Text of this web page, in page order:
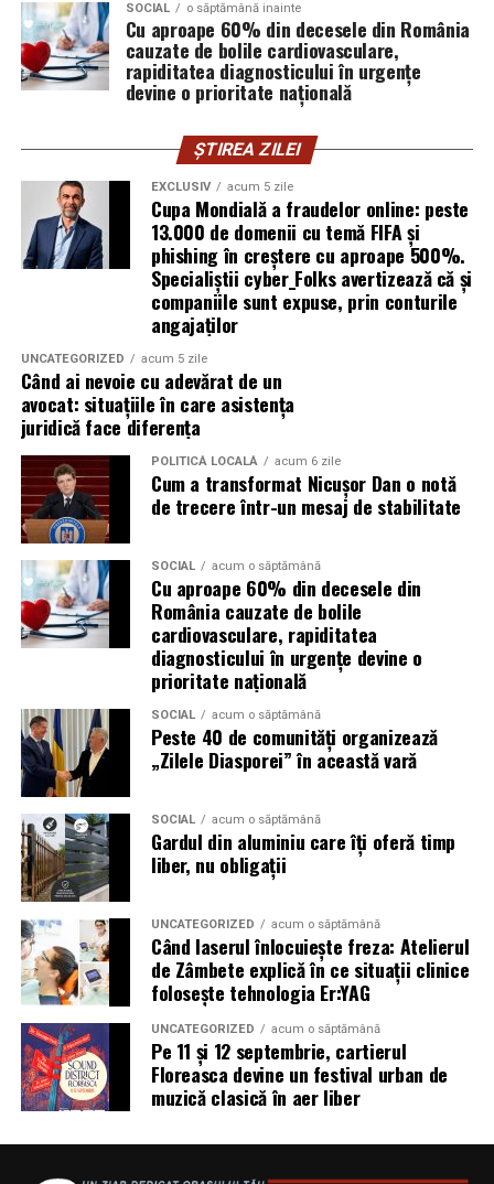
te gratuit la cursurile noastre de formare!
🔗 Află toate detaliile și înregistrează-te pe:
tinerisudmuntenia.ro
Program cofinanțat din Fondul Social European+ prin
Programul Educație și Ocupare 2021 – 2027.
Conținutul acestui material nu reflectă în mod
obligatoriu poziția oficială a Uniunii Europene sau a
Guvernului României.
Informații oficiale complete despre finanțările din
fonduri structurale: mfe.gov.ro
SOCIAL o săptămână inainte
Cu aproape 60% din decesele din România
cauzate de bolile cardiovasculare,
rapiditatea diagnosticului în urgențe
devine o prioritate națională
ȘTIREA ZILEI
EXCLUSIV acum 5 zile
Cupa Mondială a fraudelor online: peste
13.000 de domenii cu temă FIFA și
phishing în creștere cu aproape 500%.
Specialiștii cyber_Folks avertizează că și
companiile sunt expuse, prin conturile
angajaților
UNCATEGORIZED acum 5 zile
Când ai nevoie cu adevărat de un
avocat: situațiile în care asistența
juridică face diferența
POLITICĂ LOCALĂ acum 6 zile
Cum a transformat Nicușor Dan o notă
de trecere într-un mesaj de stabilitate
SOCIAL acum o săptămână
Cu aproape 60% din decesele din
România cauzate de bolile
cardiovasculare, rapiditatea
diagnosticului în urgențe devine o
prioritate națională
SOCIAL acum o săptămână
Peste 40 de comunități organizează
„Zilele Diasporei” în această vară
SOCIAL acum o săptămână
Gardul din aluminiu care îți oferă timp
liber, nu obligații
UNCATEGORIZED acum o săptămână
Când laserul înlocuiește freza: Atelierul
de Zâmbete explică în ce situații clinice
folosește tehnologia Er:YAG
UNCATEGORIZED acum o săptămână
Pe 11 și 12 septembrie, cartierul
Floreasca devine un festival urban de
muzică clasică în aer liber